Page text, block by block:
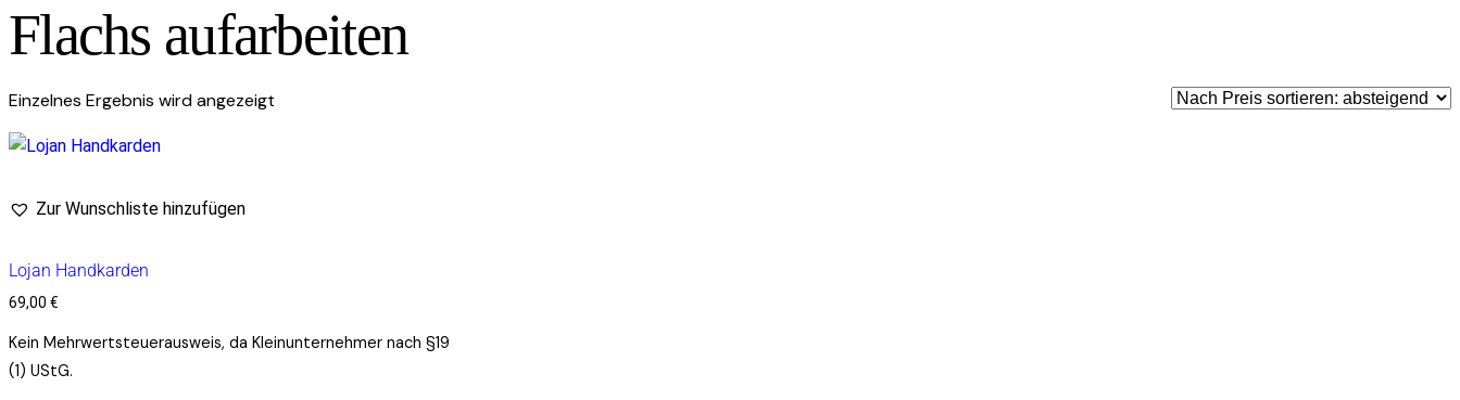
Flachs aufarbeiten
Einzelnes Ergebnis wird angezeigt
Zur Wunschliste hinzufügen
Lojan Handkarden
69,00 €
Kein Mehrwertsteuerausweis, da Kleinunternehmer nach §19
(1) UStG.